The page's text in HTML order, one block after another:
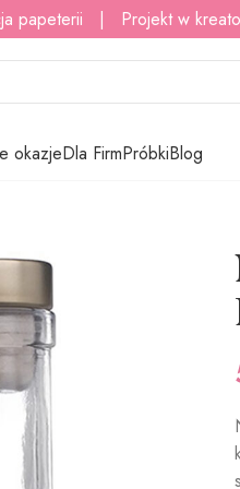
papeterii | Projekt w
okazjeDla FirmPróbkiBlog